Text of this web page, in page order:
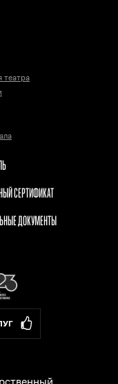
театра
СЕРТИФИКАТ
ДОКУМЕНТЫ